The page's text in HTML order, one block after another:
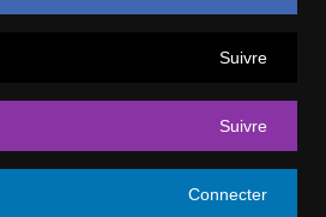
Suivre
Suivre
Connecter